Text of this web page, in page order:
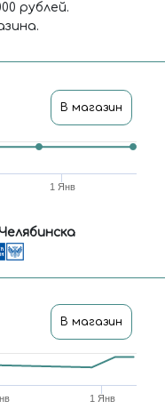
рублей.
В магазин
1 Янв
В магазин
1 Янв